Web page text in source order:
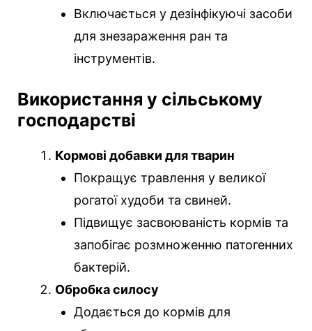
Включається у дезінфікуючі засоби
для знезараження ран та
інструментів.
Використання у сільському
господарстві
Кормові добавки для тварин
Покращує травлення у великої
рогатої худоби та свиней.
Підвищує засвоюваність кормів та
запобігає розмноженню патогенних
бактерій.
Обробка силосу
Додається до кормів для